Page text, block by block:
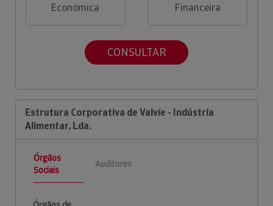
Económica
Financeira
CONSULTAR
Estrutura Corporativa de Valvíe - Indústria
Alimentar, Lda.
Órgãos
Sociais
Auditores